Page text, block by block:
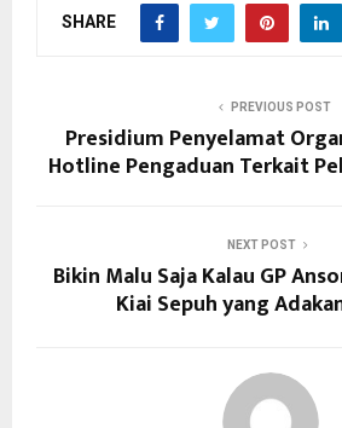
SHARE
PREVIOUS POST
Presidium Penyelamat
Hotline Pengaduan Terkait
NEXT POST
Bikin Malu Saja Kalau GP
Kiai Sepuh yang